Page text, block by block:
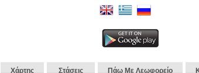
Χάρτης Στάσεις Πάω Με Λεωφορείο